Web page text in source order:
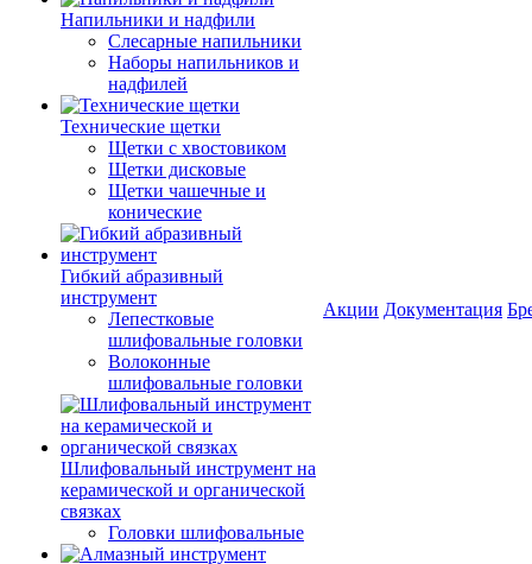
Напильники и надфили
Слесарные напильники
Наборы напильников и
надфилей
Технические щетки
Щетки с хвостовиком
Щетки дисковые
Щетки чашечные и
конические
Гибкий абразивный
инструмент
Лепестковые
шлифовальные головки
Волоконные
шлифовальные головки
Шлифовальный инструмент на
керамической и органической
связках
Головки шлифовальные
Акции Документация